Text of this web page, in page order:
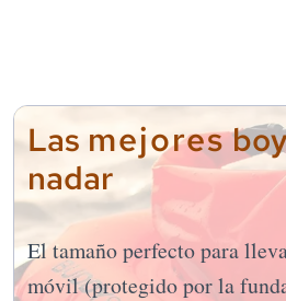
Las mejores
nadar
El tamaño perfecto para
móvil (protegido por la